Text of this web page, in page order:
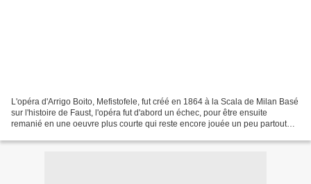
L'opéra d'Arrigo Boito, Mefistofele, fut créé en 1864 à la Scala de Milan Basé
sur l'histoire de Faust, l'opéra fut d'abord un échec, pour être ensuite
remanié en une oeuvre plus courte qui reste encore jouée un peu partout